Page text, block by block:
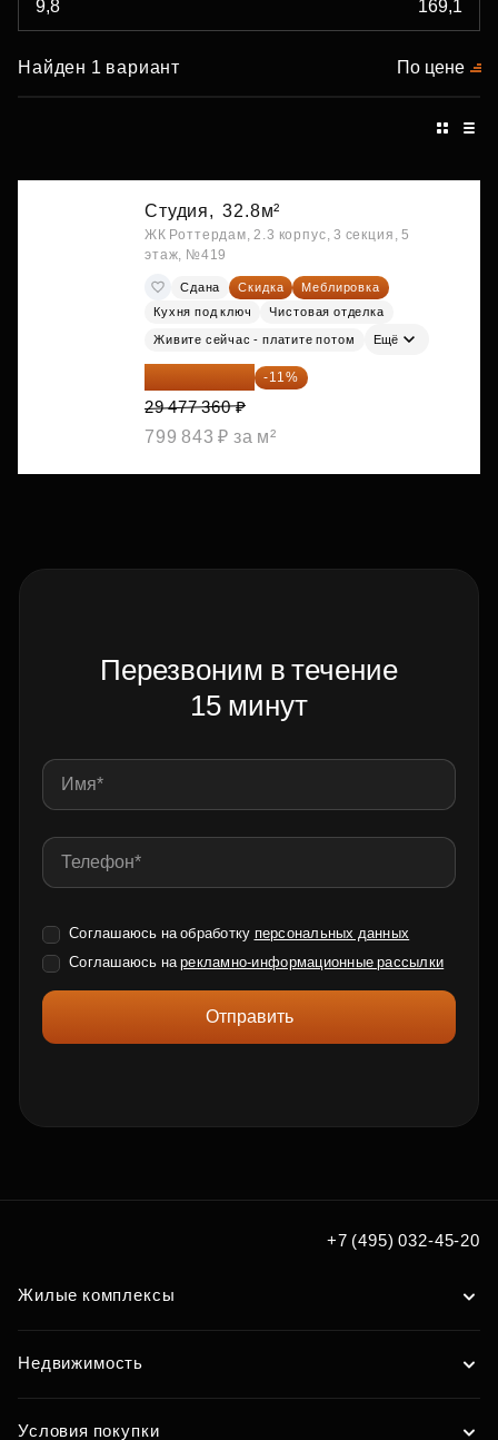
Найден 1 вариант По цене
Студия, 32.8м²
ЖК Роттердам, 2.3 корпус, 3 секция, 5
этаж, №419
Сдана Скидка
Меблировка
Кухня под ключ
Чистовая отделка
Живите сейчас - платите потом Ещё
26 234 850 ₽ -11%
29 477 360 ₽
799 843 ₽ за м²
Перезвоним в течение
15 минут
Соглашаюсь на обработку персональных данных
Соглашаюсь нарекламно-информационные рассылки
Отправить
+7 (495) 032-45-20
Жилые комплексы
Недвижимость
Условия покупки